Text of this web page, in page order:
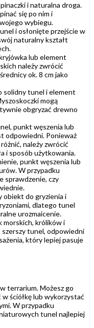
i naturalna droga.
się po nim i
wybiegu.
i osłonięte przejście w
naturalny kształt
lub element
należy zwrócić
ok. 8 cm jako
solidny tunel i element
mogą
obgryzać drewno
punkt węszenia lub
odpowiedni. Ponieważ
należy zwrócić
i sposób użytkowania.
punkt węszenia lub
W przypadku
sprawdzenie, czy
obiekt do gryzienia i
dlatego tunel
urozmaicenie.
morskich, królików i
szerszy tunel, odpowiedni
który lepiej pasuje
terrarium. Możesz go
ściółkę lub wykorzystać
W przypadku
tunel najlepiej